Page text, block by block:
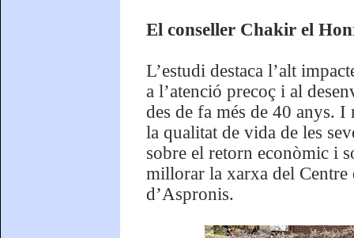
El conseller Chakir el
L’estudi destaca l’alt
a l’atenció precoç i al
des de fa més de 40 anys. I
la qualitat de vida de les
sobre el retorn econòmic i
millorar la xarxa del
d’Aspronis.